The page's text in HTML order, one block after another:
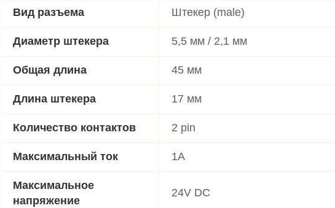
Вид разъема Штекер (male)
Диаметр штекера 5,5 мм / 2,1 мм
Общая длина 45 мм
Длина штекера 17 мм
Количество контактов 2 pin
Максимальный ток 1A
Максимальное
напряжение
24V DC